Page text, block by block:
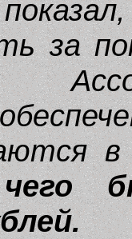
за
чего